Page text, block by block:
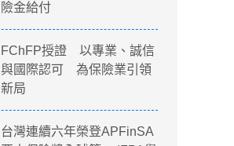
險金給付
FChFP授證 以專業、誠信
與國際認可 為保險業引領
新局
台灣連續六年榮登APFinSA